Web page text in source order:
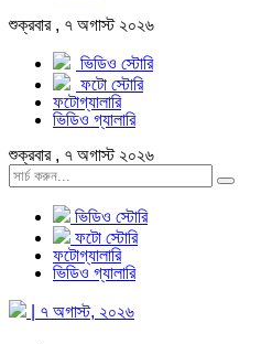
শুক্রবার , ৭ অগাস্ট ২০২৬
ভিডিও স্টোরি
ফটো স্টোরি
ফটোগ্যালারি
ভিডিও গ্যালারি
শুক্রবার , ৭ অগাস্ট ২০২৬
ভিডিও স্টোরি
ফটো স্টোরি
ফটোগ্যালারি
ভিডিও গ্যালারি
| ৭ অগাস্ট, ২০২৬